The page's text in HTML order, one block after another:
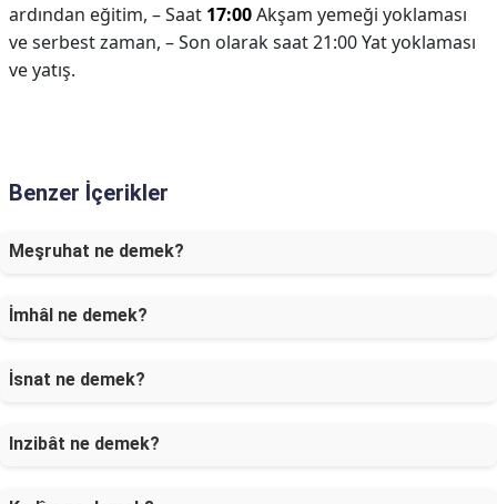
ardından eğitim, – Saat 17:00Akşam yemeği yoklaması
ve serbest zaman, – Son olarak saat 21:00 Yat yoklaması
ve yatış.
Benzer İçerikler
Meşruhat ne demek?
İmhâl ne demek?
İsnat ne demek?
Inzibât ne demek?